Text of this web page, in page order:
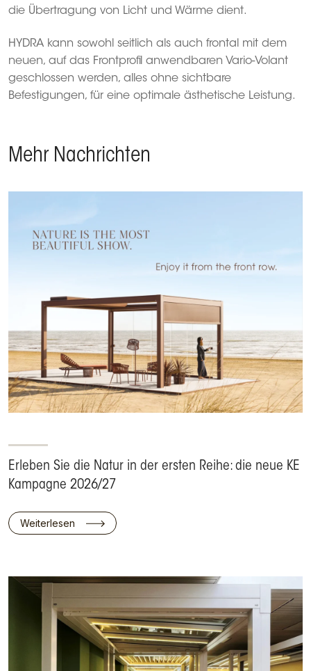
die Übertragung von Licht und Wärme dient.
HYDRA kann sowohl seitlich als auch frontal mit dem
neuen, auf das Frontprofil anwendbaren Vario-Volant
geschlossen werden, alles ohne sichtbare
Befestigungen, für eine optimale ästhetische Leistung.
Mehr Nachrichten
Erleben Sie die Natur in der ersten Reihe: die neue KE
Kampagne 2026/27
Weiterlesen